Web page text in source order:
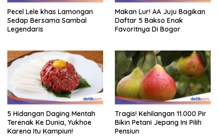
Pecel Lele khas Lamongan
Sedap Bersama Sambal
Legendaris
Makan Lur! AA Juju Bagikan
Daftar 5 Bakso Enak
Favoritnya Di Bogor
5 Hidangan Daging Mentah
Terenak Ke Dunia, Yukhoe
Karena Itu Kampiun!
Tragis! Kehilangan 11.000 Pir
Bikin Petani Jepang Ini Pilih
Pensiun